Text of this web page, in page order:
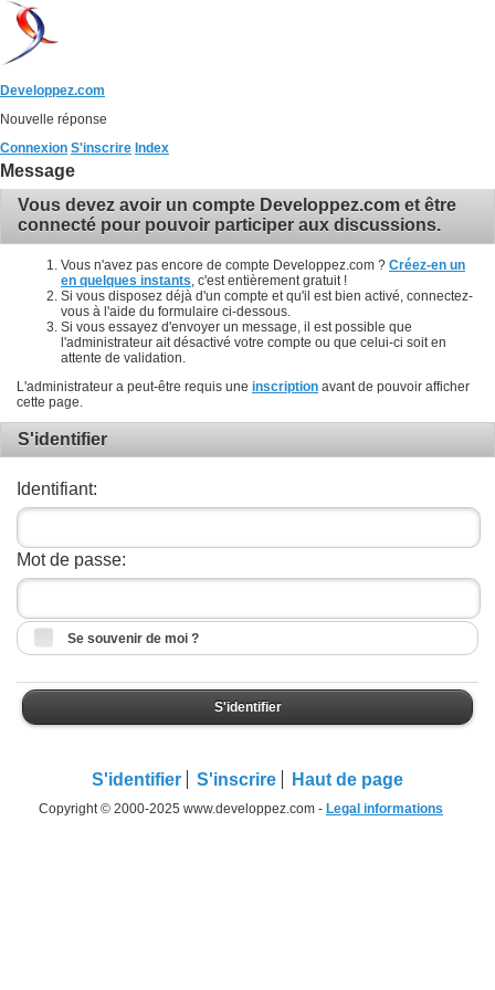
Developpez.com
Nouvelle réponse
Connexion S'inscrire Index
Message
Vous devez avoir un compte Developpez.com et être
connecté pour pouvoir participer aux discussions.
Vous n'avez pas encore de compte Developpez.com ? Créez-en un
en quelques instants , c'est entièrement gratuit !
Si vous disposez déjà d'un compte et qu'il est bien activé, connectez-
vous à l'aide du formulaire ci-dessous.
Si vous essayez d'envoyer un message, il est possible que
l'administrateur ait désactivé votre compte ou que celui-ci soit en
attente de validation.
L'administrateur a peut-être requis une inscription avant de pouvoir afficher
cette page.
S'identifier
Identifiant:
Mot de passe:
Se souvenir de moi ?
S'identifier
S'identifier S'inscrire Haut de page
Copyright © 2000-2025 www.developpez.com - Legal informations